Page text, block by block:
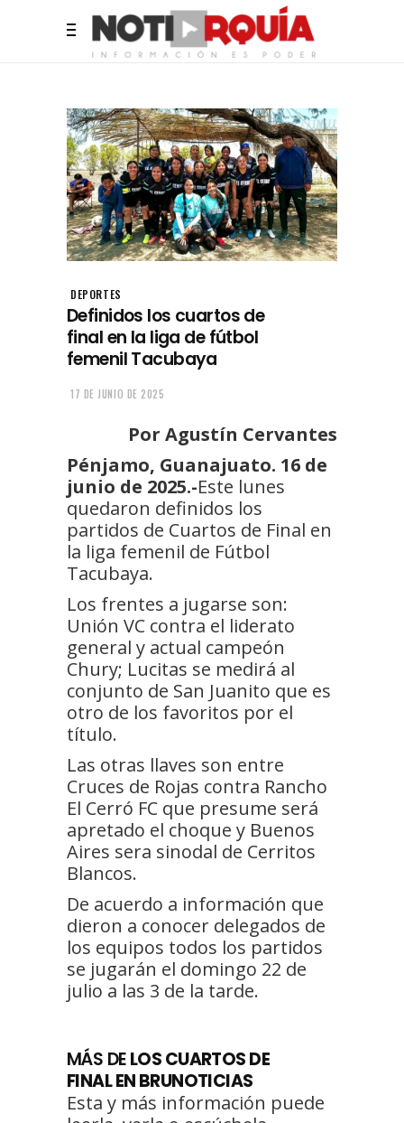
DEPORTES
Definidos los cuartos de
final en la liga de fútbol
femenil Tacubaya
17 DE JUNIO DE 2025
Por Agustín Cervantes
Pénjamo, Guanajuato. 16 de
junio de 2025.-Este lunes
quedaron definidos los
partidos de Cuartos de Final en
la liga femenil de Fútbol
Tacubaya.
Los frentes a jugarse son:
Unión VC contra el liderato
general y actual campeón
Chury; Lucitas se medirá al
conjunto de San Juanito que es
otro de los favoritos por el
título.
Las otras llaves son entre
Cruces de Rojas contra Rancho
El Cerró FC que presume será
apretado el choque y Buenos
Aires sera sinodal de Cerritos
Blancos.
De acuerdo a información que
dieron a conocer delegados de
los equipos todos los partidos
se jugarán el domingo 22 de
julio a las 3 de la tarde.
MÁS DELOS CUARTOS DE
FINAL EN BRUNOTICIAS
Esta y más información puede